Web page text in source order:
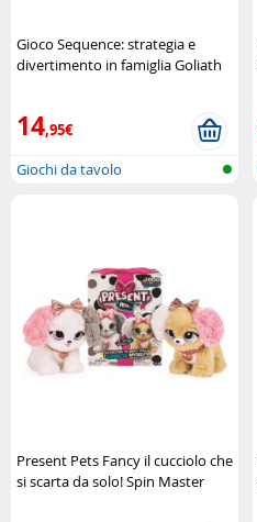
Gioco Sequence: strategia e
divertimento in famiglia Goliath
14,95€
Giochi da tavolo
Present Pets Fancy il cucciolo che
si scarta da solo! Spin Master